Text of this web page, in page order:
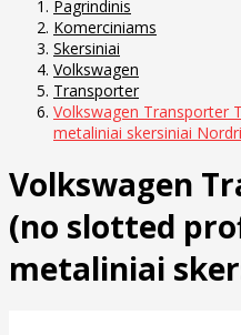
Pagrindinis
Komerciniams
Skersiniai
Volkswagen
Transporter
Volkswagen Transporter
metaliniai skersiniai
Volkswagen
(no slotted
metaliniai